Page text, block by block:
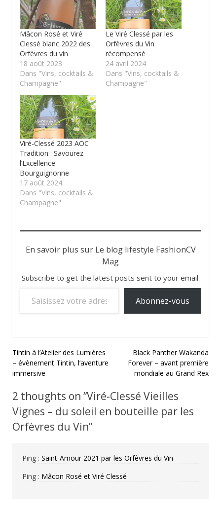
Mâcon Rosé et Viré
Clessé blanc 2022 des
Orfèvres du vin
18 août 2023
Dans "Vins, cocktails &
Champagne"
Le Viré Clessé par les
Orfèvres du Vin
récompensé
24 avril 2024
Dans "Vins, cocktails &
Champagne"
Viré-Clessé 2023 AOC
Tradition : Savourez
l’Excellence
Bourguignonne
17 août 2024
Dans "Vins, cocktails &
Champagne"
En savoir plus sur Le blog lifestyle FashionCV
Mag
Subscribe to get the latest posts sent to your email.
Abonnez-vous
Navigation
de
Tintin à l’Atelier des Lumières
– évènement Tintin, l’aventure
immersive
Black Panther Wakanda
Forever – avant première
mondiale au Grand Rex
2 thoughts on “Viré-Clessé Vieilles
Vignes – du soleil en bouteille par les
Orfèvres du Vin”
Ping : Saint-Amour 2021 par les Orfèvres du Vin
Ping : Mâcon Rosé et Viré Clessé